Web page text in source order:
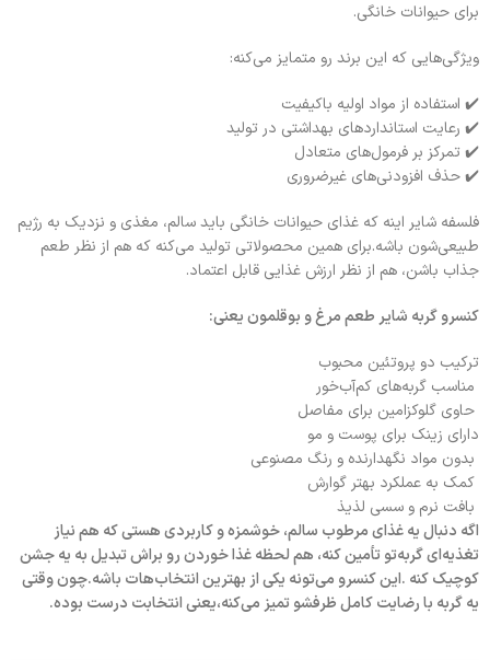
برای حیوانات خانگی.
ویژگی‌هایی که این برند رو متمایز می‌کنه:
✔️ استفاده از مواد اولیه باکیفیت
✔️ رعایت استانداردهای بهداشتی در تولید
✔️ تمرکز بر فرمول‌های متعادل
✔️ حذف افزودنی‌های غیرضروری
فلسفه شایر اینه که غذای حیوانات خانگی باید سالم، مغذی و نزدیک به رژیم
طبیعی‌شون باشه.برای همین محصولاتی تولید می‌کنه که هم از نظر طعم
جذاب باشن، هم از نظر ارزش غذایی قابل اعتماد.
کنسرو گربه شایر طعم مرغ و بوقلمون یعنی:
ترکیب دو پروتئین محبوب
مناسب گربه‌های کم‌آب‌خور
حاوی گلوکزامین برای مفاصل
دارای زینک برای پوست و مو
بدون مواد نگهدارنده و رنگ مصنوعی
کمک به عملکرد بهتر گوارش
بافت نرم و سسی لذیذ
اگه دنبال یه غذای مرطوب سالم، خوشمزه و کاربردی هستی که هم نیاز
تغذیه‌ای گربه‌تو تأمین کنه، هم لحظه غذا خوردن رو براش تبدیل به یه جشن
کوچیک کنه .این کنسرو می‌تونه یکی از بهترین انتخاب‌هات باشه.چون وقتی
یه گربه با رضایت کامل ظرفشو تمیز می‌کنه،یعنی انتخابت درست بوده.